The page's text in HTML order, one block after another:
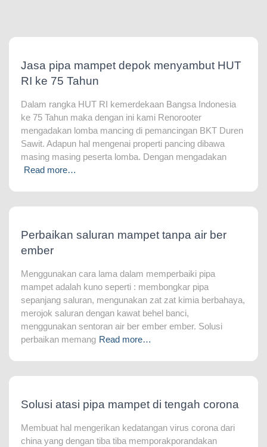
Jasa pipa mampet depok menyambut HUT
RI ke 75 Tahun
Dalam rangka HUT RI kemerdekaan Bangsa Indonesia
ke 75 Tahun maka dengan ini kami Renorooter
mengadakan lomba mancing di pemancingan BKT Duren
Sawit. Adapun hal mengenai properti pancing dibawa
masing masing peserta lomba. Dengan mengadakan
Read more…
Perbaikan saluran mampet tanpa air ber
ember
Menggunakan cara lama dalam memperbaiki pipa
mampet adalah kuno seperti : membongkar pipa
sepanjang saluran, mengunakan zat zat kimia berbahaya,
merojok saluran dengan kawat behel banci,
menggunakan sentoran air ber ember ember. Solusi
perbaikan memang Read more…
Solusi atasi pipa mampet di tengah corona
Membuat hal mengerikan kedatangan virus corona dari
china yang dengan tiba tiba memporakporandakan